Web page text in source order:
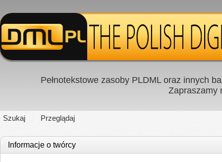
Pełnotekstowe zasoby PLDML oraz innych
Zapraszamy
Szukaj Przeglądaj
Informacje o twórcy